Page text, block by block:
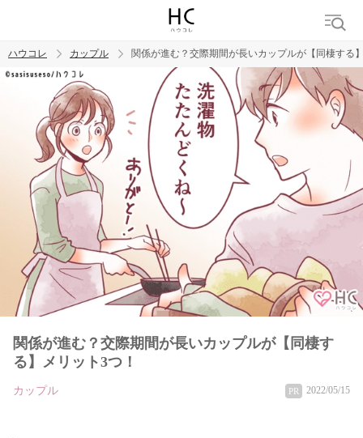
トレンド ワード
カップル デート エッチ セックス 長続き
ハウコレ カップル 関係が進む？交際期間が長いカップルが【同棲する
関係が進む？交際期間が長いカップルが【同棲す
る】メリット3つ！
カップル PR 2022/05/15